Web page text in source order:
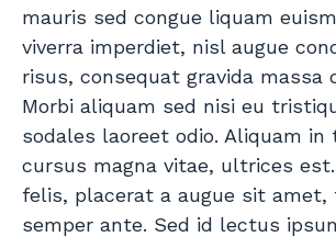
mauris sed congue liquam
viverra imperdiet, nisl augue
risus, consequat gravida massa
Morbi aliquam sed nisi eu
sodales laoreet odio. Aliquam in
cursus magna vitae, ultrices
felis, placerat a augue sit amet,
semper ante. Sed id lectus